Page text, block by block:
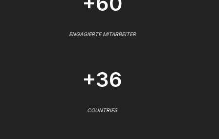
ENGAGIERTE MITARBEITER
+36
COUNTRIES